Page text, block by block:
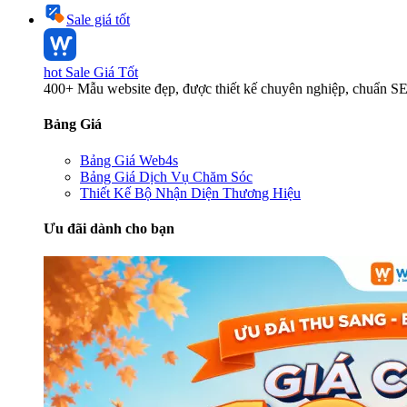
Sale giá tốt
hot Sale Giá Tốt
400+ Mẫu website đẹp, được thiết kế chuyên nghiệp, chuẩn
Bảng Giá
Bảng Giá Web4s
Bảng Giá Dịch Vụ Chăm Sóc
Thiết Kế Bộ Nhận Diện Thương Hiệu
Ưu đãi dành cho bạn